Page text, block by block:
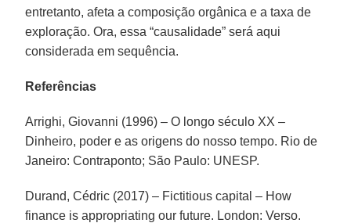
entretanto, afeta a composição orgânica e a taxa de
exploração. Ora, essa “causalidade” será aqui
considerada em sequência.
Referências
Arrighi, Giovanni (1996) – O longo século XX –
Dinheiro, poder e as origens do nosso tempo. Rio de
Janeiro: Contraponto; São Paulo: UNESP.
Durand, Cédric (2017) – Fictitious capital – How
finance is appropriating our future. London: Verso.